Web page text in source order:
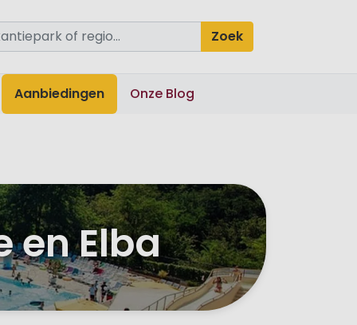
Zoek
Aanbiedingen Onze Blog
en Elba